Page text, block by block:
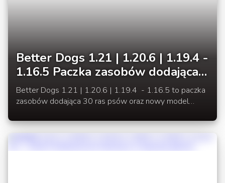
Better Dogs 1.21 | 1.20.6 | 1.19.4 -
1.16.5 Paczka zasobów dodająca
nowe rasy psów i wilka
Better Dogs 1.21 | 1.20.6 | 1.19.4 - 1.16.5 to paczka
zasobów dodająca 30 ras psów oraz nowy model
dodatkowo w 2 odmianach.